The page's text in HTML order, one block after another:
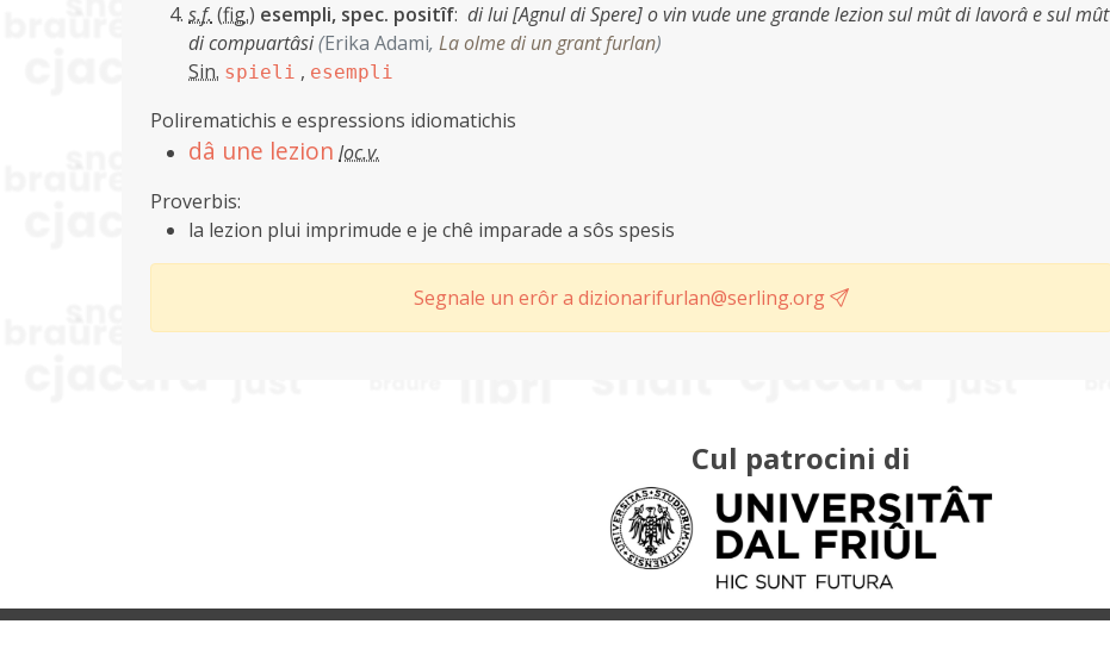
s.f. (fig.) esempli, spec. positîf: di lui [Agnul di Spere] o vin vude une grande lezion sul mût di lavorâ e sul mût
di compuartâsi(Erika Adami, La olme di un grant furlan)
Sin. spieli , esempli
Polirematichis e espressions idiomatichis
dâ une lezion loc.v.
Proverbis:
la lezion plui imprimude e je chê imparade a sôs spesis
Segnale un erôr a dizionarifurlan@serling.org
Cul patrocini di